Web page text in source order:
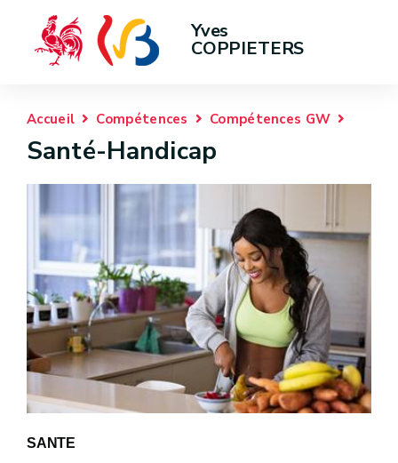
Yves
COPPIETERS
Accueil Compétences Compétences GW
Santé-Handicap
SANTE